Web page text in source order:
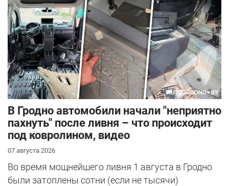
В Гродно автомобили начали "неприятно
пахнуть" после ливня – что происходит
под ковролином, видео
07 августа 2026
Во время мощнейшего ливня 1 августа в Гродно
были затоплены сотни (если не тысячи)